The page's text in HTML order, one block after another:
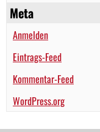
Meta
Anmelden
Eintrags-Feed
Kommentar-Feed
WordPress.org